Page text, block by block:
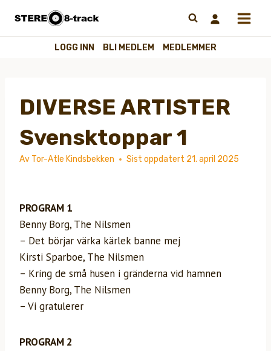
innhold
LOGG INN BLI MEDLEM MEDLEMMER
DIVERSE ARTISTER
Svensktoppar 1
Av Tor-Atle Kindsbekken Sist oppdatert 21. april 2025
PROGRAM 1
Benny Borg, The Nilsmen
– Det börjar värka kärlek banne mej
Kirsti Sparboe, The Nilsmen
– Kring de små husen i gränderna vid hamnen
Benny Borg, The Nilsmen
– Vi gratulerer
PROGRAM 2